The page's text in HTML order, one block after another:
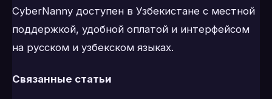
CyberNanny доступен в Узбекистане с местной
поддержкой, удобной оплатой и интерфейсом
на русском и узбекском языках.
Связанные статьи